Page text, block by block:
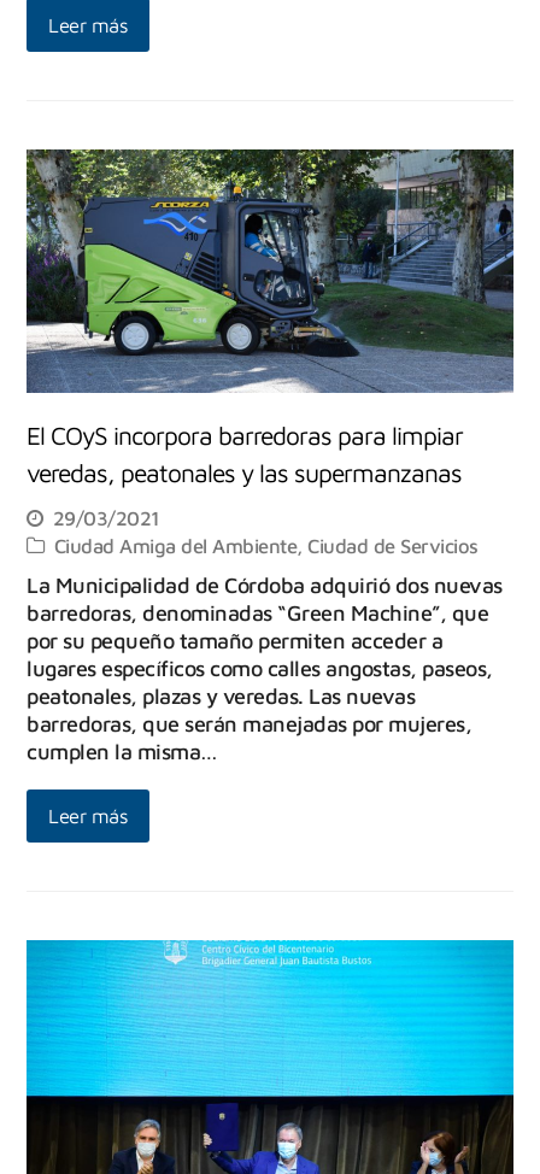
Leer más
El COyS incorpora barredoras para limpiar
veredas, peatonales y las supermanzanas
29/03/2021
Ciudad Amiga del Ambiente,Ciudad de Servicios
La Municipalidad de Córdoba adquirió dos nuevas
barredoras, denominadas “Green Machine”, que
por su pequeño tamaño permiten acceder a
lugares específicos como calles angostas, paseos,
peatonales, plazas y veredas. Las nuevas
barredoras, que serán manejadas por mujeres,
cumplen la misma…
Leer más